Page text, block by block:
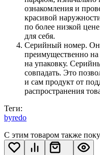
ознакомления и
красивой
по более низкой
для себя.
Серийный номер. Он
преимущественно
на упаковку.
совпадать. Это
и сам продукт от
распространения
Теги:
byredo
С этим товаром также